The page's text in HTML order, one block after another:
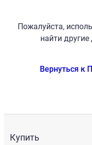
Пожалуйста,
найти
Вернуться к
Купить